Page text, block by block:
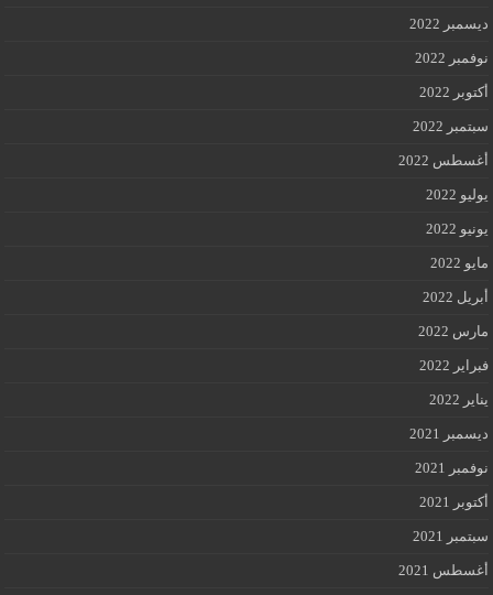
ديسمبر 2022
نوفمبر 2022
أكتوبر 2022
سبتمبر 2022
أغسطس 2022
يوليو 2022
يونيو 2022
مايو 2022
أبريل 2022
مارس 2022
فبراير 2022
يناير 2022
ديسمبر 2021
نوفمبر 2021
أكتوبر 2021
سبتمبر 2021
أغسطس 2021